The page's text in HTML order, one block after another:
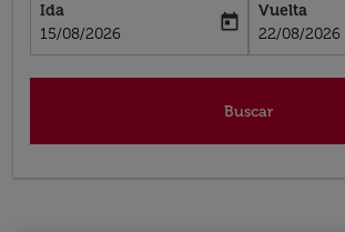
Ida
fc-booking-departure-date-aria-label
15/08/2026
today
Vuelta
fc-booking-
22/08/2026
Buscar